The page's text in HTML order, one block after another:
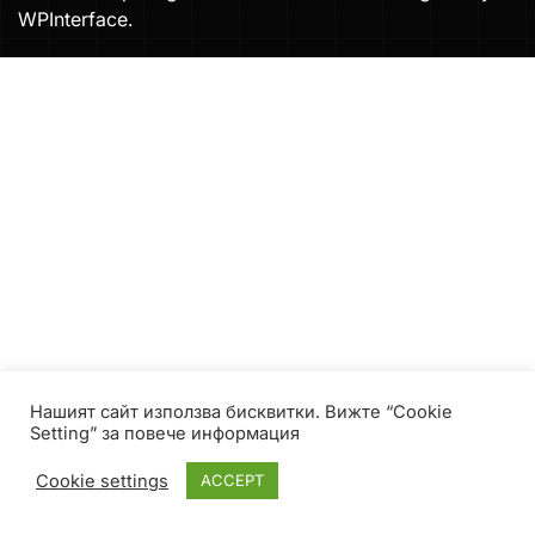
WPInterface.
Нашият сайт използва бисквитки. Вижте “Cookie
Setting” за повече информация
Cookie settings ACCEPT